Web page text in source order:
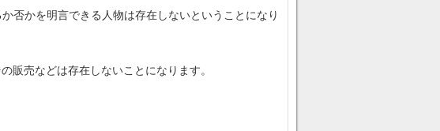
否かを明言できる人物は存在しないということになり
販売などは存在しないことになります。